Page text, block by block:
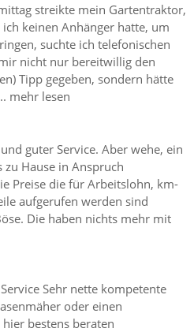
streikte mein Gartentraktor,
keinen Anhänger hatte, um
suchte ich telefonischen
nicht nur bereitwillig den
Tipp gegeben, sondern hätte
mehr lesen
guter Service. Aber wehe, ein
zu Hause in Anspruch
Preise die für Arbeitslohn, km-
aufgerufen werden sind
Die haben nichts mehr mit
Sehr nette kompetente
oder einen
bestens beraten